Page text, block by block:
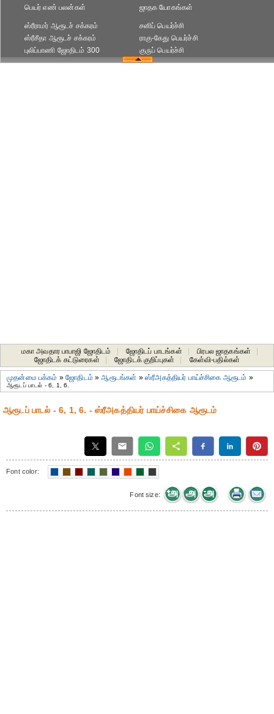
பெயர் எண் பலன்கள்
ஜாதக யோகங்கள்
ஸ்ரீராமர் ஆரூடச் சக்கரம்
ஸ்ரீசீதா ஆரூடச் சக்கரம்
புலிப்பாணி ஜோதிடம் 300
சனிப் பெயர்ச்சி
ராகு-கேது பெயர்ச்சி
குருப் பெயர்ச்சி
மகா அவதார பாபாஜி ஜோதிடம் ஜோதிடப் பாடங்கள் பிரபல ஜாதகங்கள்
ஜோதிடக் கட்டுரைகள்
ஜோதிடக் குறிப்புகள் கேள்வி-பதில்கள்
முதன்மை பக்கம் »ஜோதிடம் »ஆரூடங்கள் »ஸ்ரீஅகத்தியர் பாய்ச்சிகை ஆரூடம் »
ஆரூடப் பாடல் - 6, 1, 6.
ஆரூடப் பாடல் - 6, 1, 6. - ஸ்ரீஅகத்தியர் பாய்ச்சிகை ஆரூடம்
Font color:
Font size: